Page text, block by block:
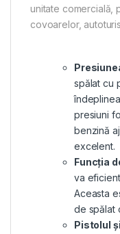
unitate comercială,
covoarelor,
spălat cu
presiuni
benzină
excelent.
Funcția
va
Aceasta
de spălat
Pistolul